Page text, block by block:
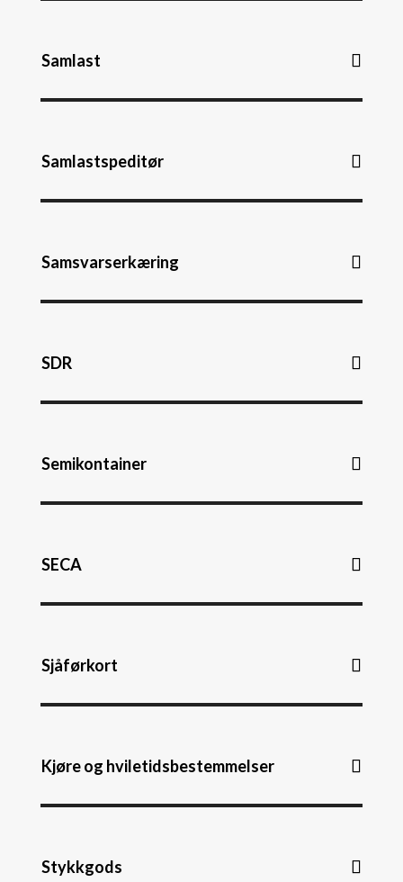
Samlast
Samlastspeditør
Samsvarserkæring
SDR
Semikontainer
SECA
Sjåførkort
Kjøre og hviletidsbestemmelser
Stykkgods